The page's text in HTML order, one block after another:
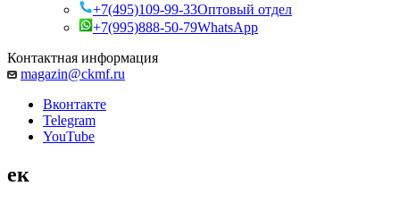
+7(495)109-99-33Оптовый отдел
+7(995)888-50-79WhatsApp
Контактная информация
magazin@ckmf.ru
Вконтакте
Telegram
YouTube
ек